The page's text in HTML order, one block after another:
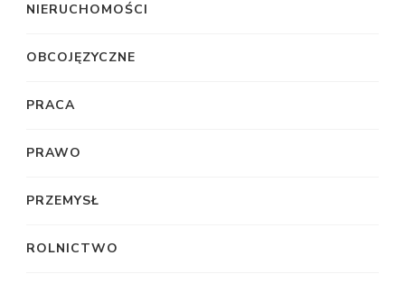
NIERUCHOMOŚCI
OBCOJĘZYCZNE
PRACA
PRAWO
PRZEMYSŁ
ROLNICTWO